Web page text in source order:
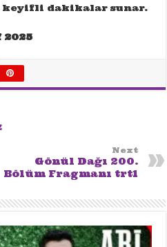
dakikalar sunar.
2025
Next
Gönül Dağı 200.
Bölüm Fragmanı trt1